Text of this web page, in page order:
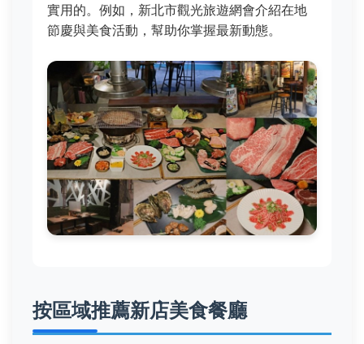
實用的。例如，新北市觀光旅遊網會介紹在地
節慶與美食活動，幫助你掌握最新動態。
按區域推薦新店美食餐廳